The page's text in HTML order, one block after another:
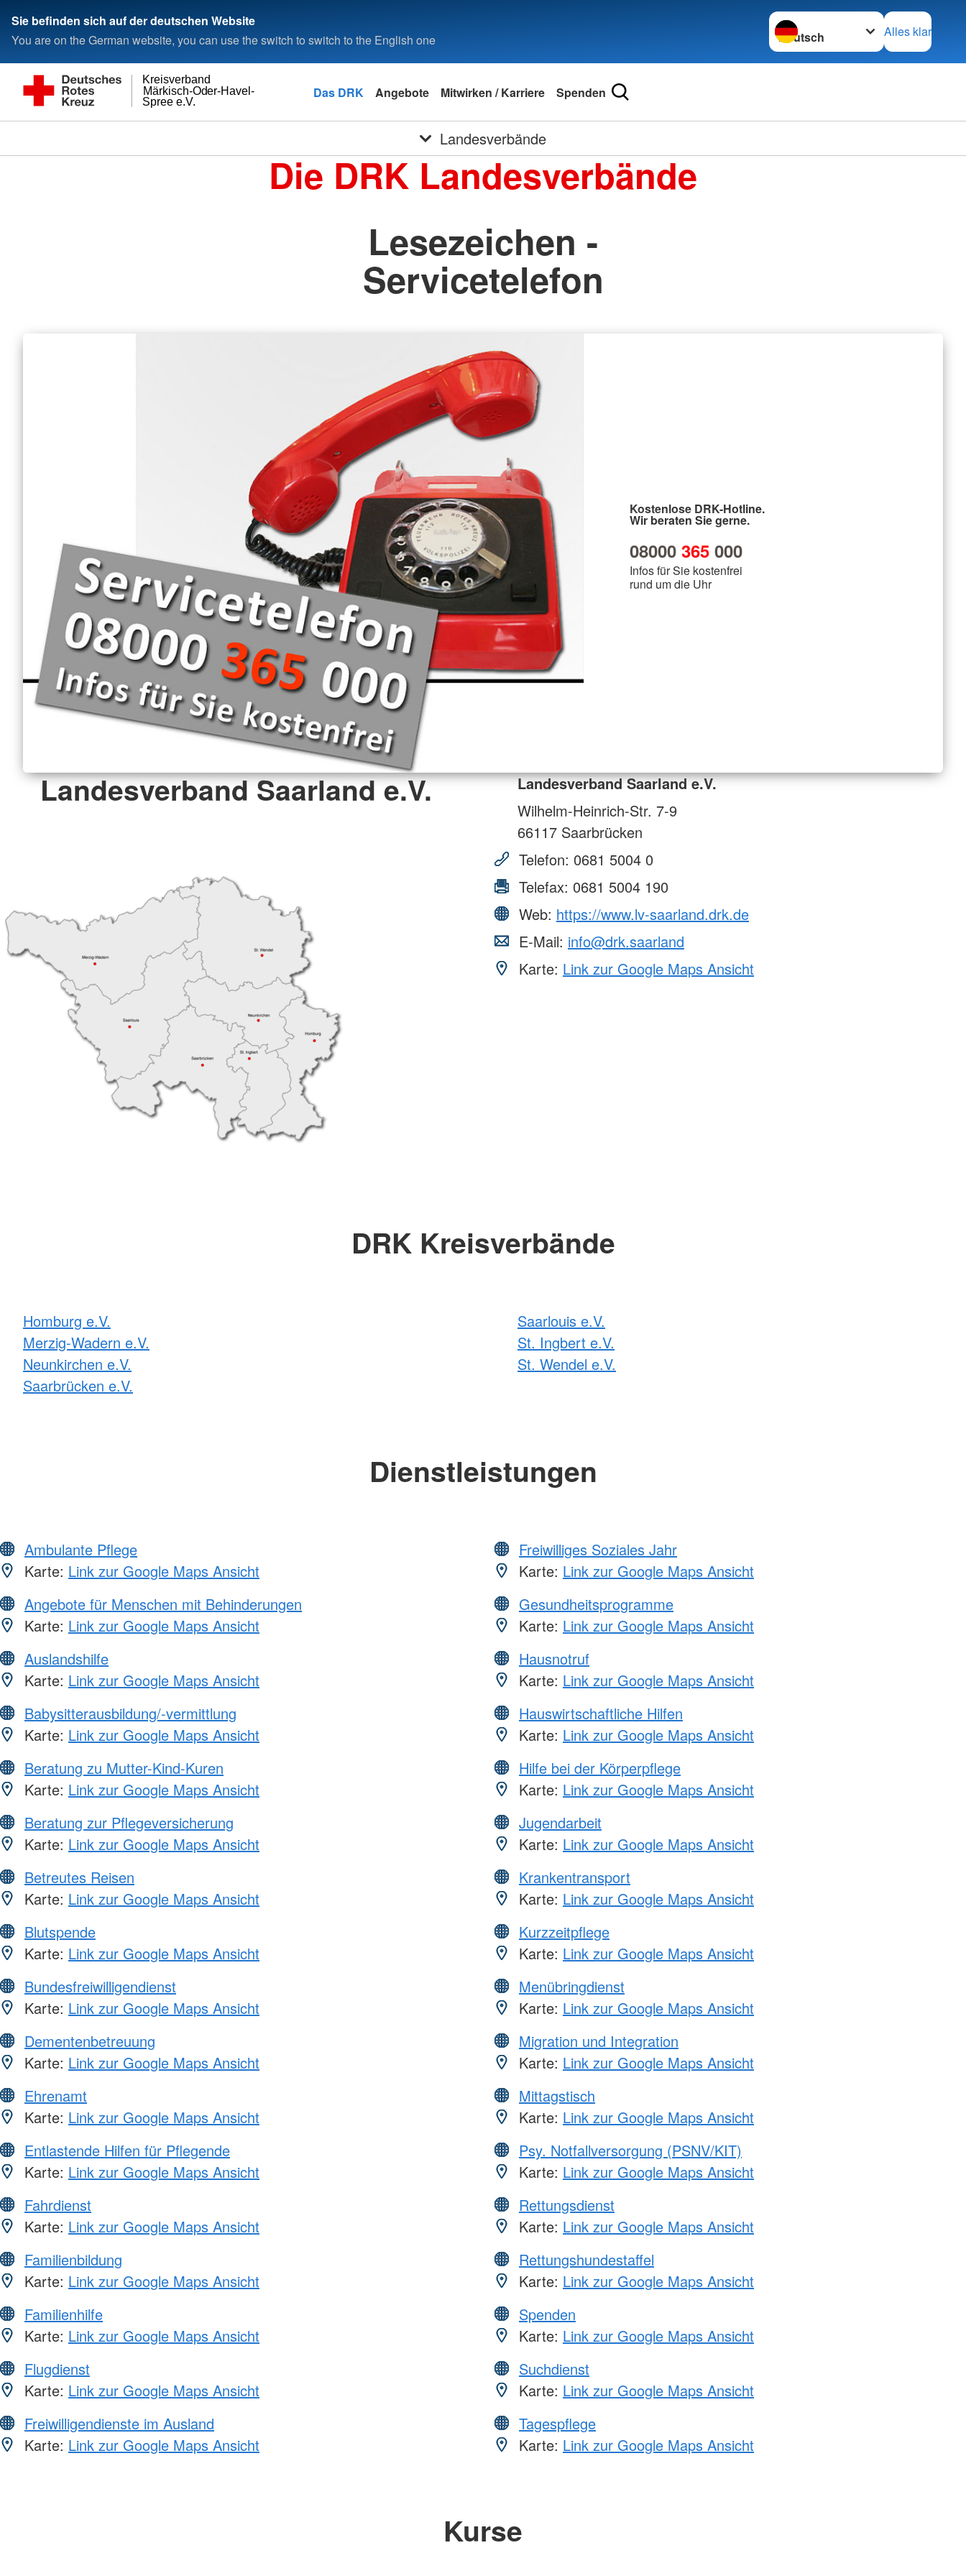
Sie befinden sich auf der deutschen Website
You are on the German website, you can use the switch to switch to the English one
Sprache wechseln zu
Alles klar
Spree e.V.
Märkisch-Oder-Havel-
Kreisverband
Das DRK Angebote Mitwirken / Karriere Spenden
Landesverbände
Die DRK Landesverbände
Lesezeichen -
Servicetelefon
Kostenlose DRK-Hotline.
Wir beraten Sie gerne.
08000 365 000
Infos für Sie kostenfrei
rund um die Uhr
Landesverband Saarland e.V.
Landesverband Saarland e.V.
Wilhelm-Heinrich-Str. 7-9
66117 Saarbrücken
Telefon: 0681 5004 0
Telefax: 0681 5004 190
Web: https://www.lv-saarland.drk.de
E-Mail: info@drk.saarland
Karte: Link zur Google Maps Ansicht
DRK Kreisverbände
Homburg e.V.
Merzig-Wadern e.V.
Neunkirchen e.V.
Saarbrücken e.V.
Saarlouis e.V.
St. Ingbert e.V.
St. Wendel e.V.
Dienstleistungen
Ambulante Pflege
Karte: Link zur Google Maps Ansicht
Angebote für Menschen mit Behinderungen
Karte: Link zur Google Maps Ansicht
Auslandshilfe
Karte: Link zur Google Maps Ansicht
Babysitterausbildung/-vermittlung
Karte: Link zur Google Maps Ansicht
Beratung zu Mutter-Kind-Kuren
Karte: Link zur Google Maps Ansicht
Beratung zur Pflegeversicherung
Karte: Link zur Google Maps Ansicht
Betreutes Reisen
Karte: Link zur Google Maps Ansicht
Blutspende
Karte: Link zur Google Maps Ansicht
Bundesfreiwilligendienst
Karte: Link zur Google Maps Ansicht
Dementenbetreuung
Karte: Link zur Google Maps Ansicht
Ehrenamt
Karte: Link zur Google Maps Ansicht
Entlastende Hilfen für Pflegende
Karte: Link zur Google Maps Ansicht
Fahrdienst
Karte: Link zur Google Maps Ansicht
Familienbildung
Karte: Link zur Google Maps Ansicht
Familienhilfe
Karte: Link zur Google Maps Ansicht
Flugdienst
Karte: Link zur Google Maps Ansicht
Freiwilligendienste im Ausland
Karte: Link zur Google Maps Ansicht
Freiwilliges Soziales Jahr
Karte: Link zur Google Maps Ansicht
Gesundheitsprogramme
Karte: Link zur Google Maps Ansicht
Hausnotruf
Karte: Link zur Google Maps Ansicht
Hauswirtschaftliche Hilfen
Karte: Link zur Google Maps Ansicht
Hilfe bei der Körperpflege
Karte: Link zur Google Maps Ansicht
Jugendarbeit
Karte: Link zur Google Maps Ansicht
Krankentransport
Karte: Link zur Google Maps Ansicht
Kurzzeitpflege
Karte: Link zur Google Maps Ansicht
Menübringdienst
Karte: Link zur Google Maps Ansicht
Migration und Integration
Karte: Link zur Google Maps Ansicht
Mittagstisch
Karte: Link zur Google Maps Ansicht
Psy. Notfallversorgung (PSNV/KIT)
Karte: Link zur Google Maps Ansicht
Rettungsdienst
Karte: Link zur Google Maps Ansicht
Rettungshundestaffel
Karte: Link zur Google Maps Ansicht
Spenden
Karte: Link zur Google Maps Ansicht
Suchdienst
Karte: Link zur Google Maps Ansicht
Tagespflege
Karte: Link zur Google Maps Ansicht
Kurse